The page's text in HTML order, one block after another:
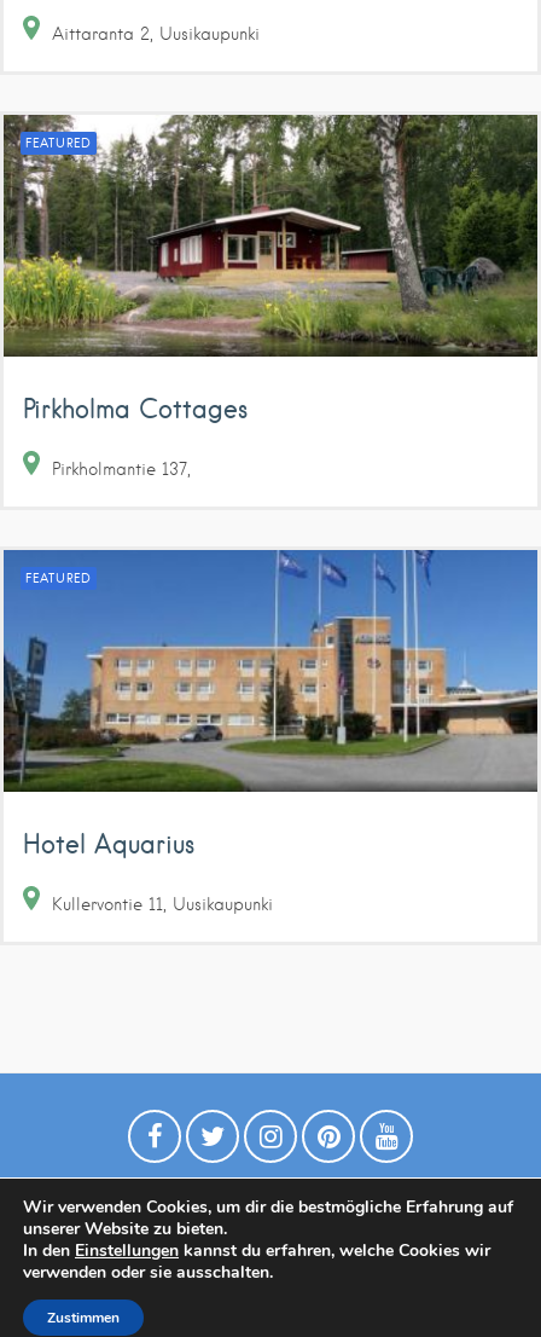
Aittaranta 2 Uusikaupunki
FEATURED
Pirkholma Cottages
Pirkholmantie 137
FEATURED
Hotel Aquarius
Kullervontie 11 Uusikaupunki
Datenschutzrichtlinie
Wir verwenden Cookies, um dir die bestmögliche Erfahrung auf
unserer Website zu bieten.
In den Einstellungen kannst du erfahren, welche Cookies wir
verwenden oder sie ausschalten.
Zustimmen